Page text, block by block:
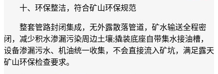
十、环保整洁，符合矿山环保规范
整套管路封闭集成，无外露散落管道，矿水输送全程密
闭，减少积水渗漏污染周边土壤;撬装底座自带集水接油槽，
设备渗漏污水、机油统一收集，不会直接流入矿坑，满足露天
矿山环保检查要求。